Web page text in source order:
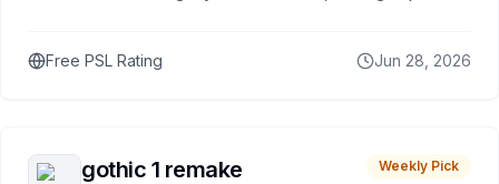
Free PSL Rating Jun 28, 2026
gothic 1 remake Weekly Pick